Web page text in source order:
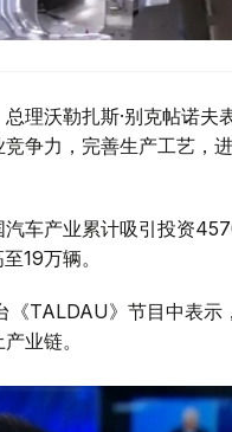
理沃勒扎斯·别克帖诺夫
争力，完善生产工艺，
车产业累计吸引投资
19万辆。
《TALDAU》节目中表示
业链。